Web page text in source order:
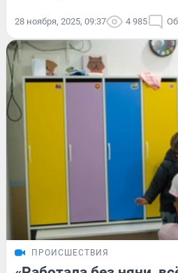
28 ноября, 2025, 09:37 4 985
ПРОИСШЕСТВИЯ